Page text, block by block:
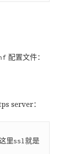
配置文件：
server：